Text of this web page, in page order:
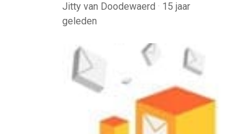
Jitty van Doodewaerd · 15 jaar
geleden